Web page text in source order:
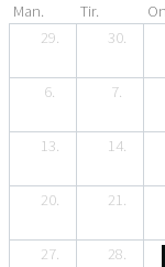
Man. Tir.
29.
30.
6. 7.
13. 14.
20. 21.
27. 28.